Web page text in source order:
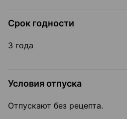
Срок годности
3 года
Условия отпуска
Отпускают без рецепта.